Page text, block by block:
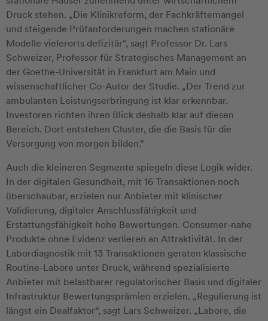
Druck stehen. „Die Klinikreform, der Fachkräftemangel
und steigende Prüfanforderungen machen stationäre
Modelle vielerorts defizitär“, sagt Professor Dr. Lars
Schweizer, Professor für Strategisches Management an
der Goethe-Universität in Frankfurt am Main und
wissenschaftlicher Co-Autor der Studie. „Der Trend zur
ambulanten Leistungserbringung ist klar erkennbar.
Investoren richten ihren Blick deshalb klar auf diesen
Bereich. Dort entstehen Cluster, die die Basis für die
Versorgung von morgen bilden.“
Auch die kleineren Segmente spiegeln diese Logik wider.
In der digitalen Gesundheit, mit 16 Transaktionen noch
überschaubar, erzielen nur Anbieter mit klinischer
Validierung, digitaler Anschlussfähigkeit und
Erstattungsfähigkeit hohe Bewertungen. Consumer-nahe
Produkte ohne Evidenz verlieren an Attraktivität. In der
Labordiagnostik mit 13 Transaktionen geraten klassische
Routine-Labore unter Druck, während spezialisierte
Anbieter mit belastbarer regulatorischer Basis und digitaler
Infrastruktur Bewertungsprämien erzielen. „Regulierung ist
längst ein Dealfaktor“, sagt Lars Schweizer. „Labore, die